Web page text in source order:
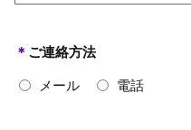
＊ ご連絡方法
メール 電話